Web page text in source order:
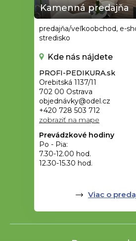
Kamenná predajňa
predajňa/veľkoobchod, e-
stredisko
Kde nás nájdete
PROFI-PEDIKURA.sk
Orebitská 1137/11
702 00 Ostrava
objednávky@odel.cz
+420 728 503 712
zobraziť na mape
Prevádzkové hodiny
Po - Pia:
7.30-12.00 hod.
12.30-15.30 hod.
Viac o